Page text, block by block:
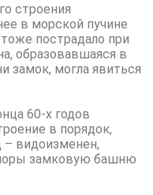
строения
в морской пучине
тоже пострадало при
образовавшаяся в
замок, могла явиться
60-х годов
в порядок,
– видоизменен,
замковую башню